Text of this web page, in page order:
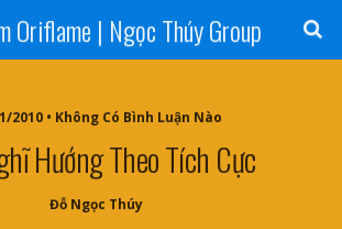
Oriflame | Ngọc Thúy Group
2010 • Không Có Bình Luận Nào
Hướng Theo Tích Cực
Đỗ Ngọc Thúy